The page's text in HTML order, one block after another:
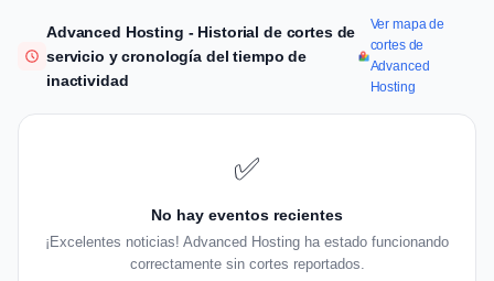
Advanced Hosting - Historial de cortes de
servicio y cronología del tiempo de
inactividad
Ver mapa de
cortes de
Advanced
Hosting
✅
No hay eventos recientes
¡Excelentes noticias! Advanced Hosting ha estado funcionando
correctamente sin cortes reportados.